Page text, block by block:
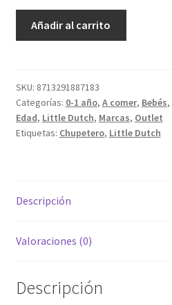
era:
7,50 €.
es:
3,50 €.
Añadir al carrito
SKU: 8713291887183
Categorías: 0-1 año, A comer, Bebés,
Edad, Little Dutch, Marcas, Outlet
Etiquetas: Chupetero, Little Dutch
Descripción
Valoraciones (0)
Descripción